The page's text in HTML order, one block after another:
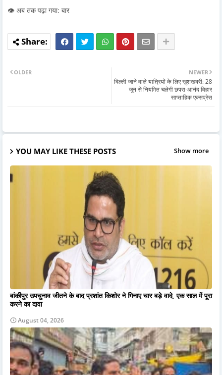
👁️ अब तक पढ़ा गया: बार
NEWER
दिल्ली जाने वाले यात्रियों के लिए खुशखबरी: 28
जून से नियमित चलेगी छपरा-आनंद विहार
साप्ताहिक एक्सप्रेस
OLDER
YOU MAY LIKE THESE POSTS Show more
बांकीपुर उपचुनाव जीतने के बाद प्रशांत किशोर ने गिनाए चार बड़े वादे, एक साल में पूरा
करने का दावा
August 04, 2026